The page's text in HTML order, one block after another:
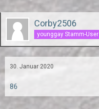
Corby2506
younggay Stamm-User
30. Januar 2020
86